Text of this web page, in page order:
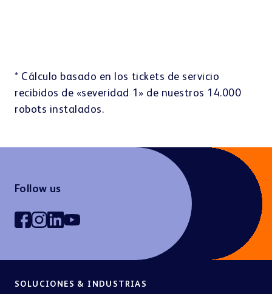
* Cálculo basado en los tickets de servicio
recibidos de «severidad 1» de nuestros 14.000
robots instalados.
Follow us
SOLUCIONES & INDUSTRIAS